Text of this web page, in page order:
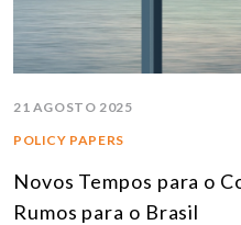
21 AGOSTO 2025
POLICY PAPERS
Novos Tempos para o
Rumos para o Brasil